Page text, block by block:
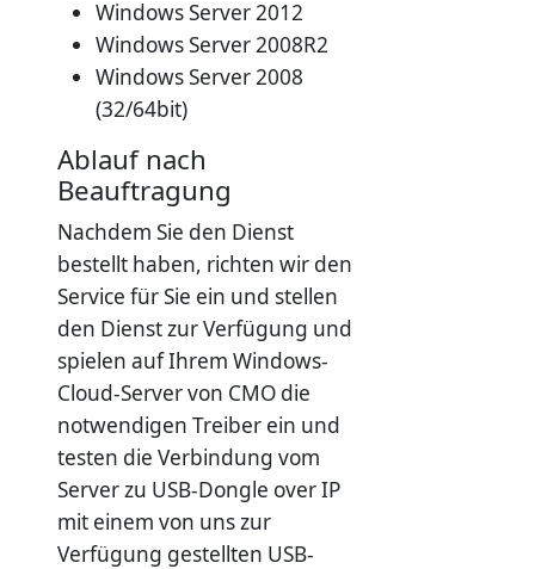
Windows Server 2012
Windows Server 2008R2
Windows Server 2008
(32/64bit)
Ablauf nach
Beauftragung
Nachdem Sie den Dienst
bestellt haben, richten wir den
Service für Sie ein und stellen
den Dienst zur Verfügung und
spielen auf Ihrem Windows-
Cloud-Server von CMO die
notwendigen Treiber ein und
testen die Verbindung vom
Server zu USB-Dongle over IP
mit einem von uns zur
Verfügung gestellten USB-